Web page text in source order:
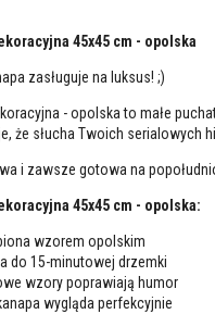
45x45 cm - opolska
zasługuje na luksus! ;)
- opolska to małe
że słucha Twoich serialowych
i zawsze gotowa na
45x45 cm - opolska:
wzorem opolskim
do 15-minutowej drzemki
wzory poprawiają humor
wygląda perfekcyjnie